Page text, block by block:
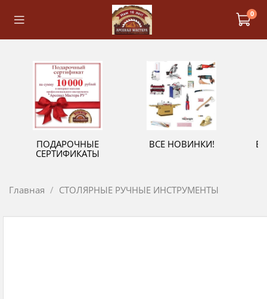
0
ПОДАРОЧНЫЕ
СЕРТИФИКАТЫ
ВСЕ НОВИНКИ!
Главная СТОЛЯРНЫЕ РУЧНЫЕ ИНСТРУМЕНТЫ